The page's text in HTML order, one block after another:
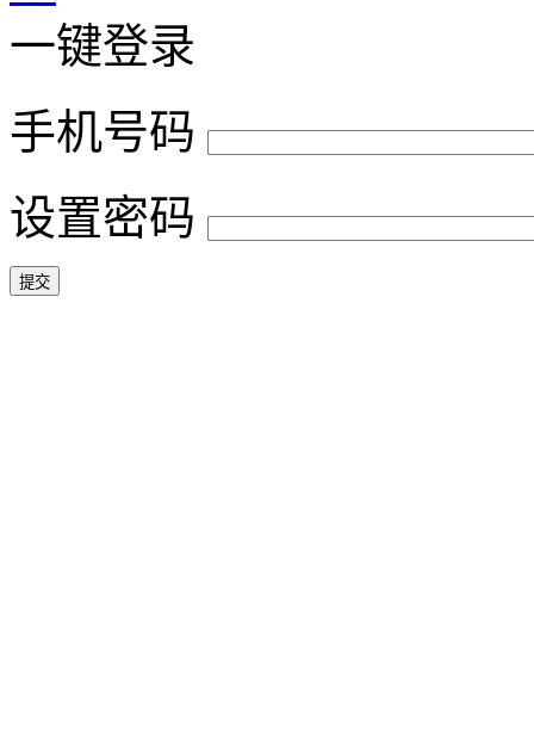
一键登录
手机号码
设置密码